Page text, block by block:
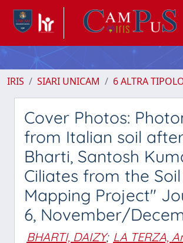
IRIS SIARI UNICAM 6 ALTRA
Cover Photos:
from Italian soil
Bharti, Santosh
Ciliates from the
Mapping Project"
6, November/
BHARTI, DAIZY; LA TERZA,